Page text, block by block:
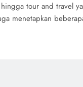
tour and travel
menetapkan